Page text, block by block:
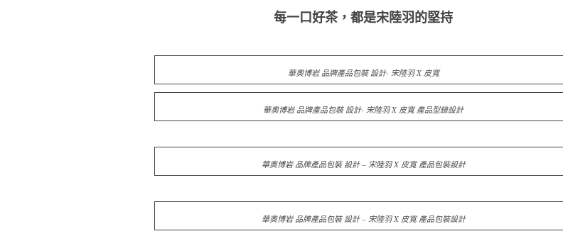
每一口好茶，都是宋陸羽的堅持
華奧博岩 品牌產品包裝 設計- 宋陸羽 X 皮寬
華奧博岩 品牌產品包裝 設計- 宋陸羽 X 皮寬 產品型錄設計
華奧博岩 品牌產品包裝 設計 – 宋陸羽 X 皮寬 產品包裝設計
華奧博岩 品牌產品包裝 設計 – 宋陸羽 X 皮寬 產品包裝設計